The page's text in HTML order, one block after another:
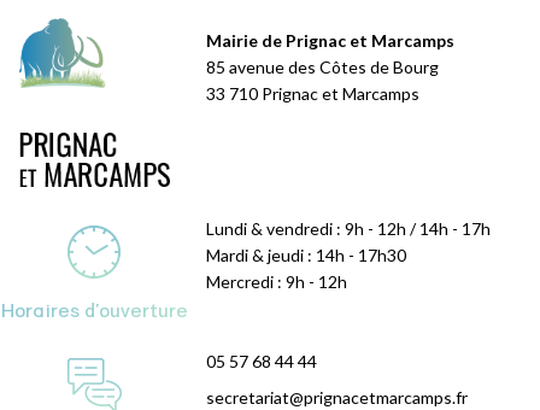
Mairie de Prignac et Marcamps
85 avenue des Côtes de Bourg
33 710 Prignac et Marcamps
Horaires d'ouverture
Lundi & vendredi : 9h - 12h / 14h - 17h
Mardi & jeudi : 14h - 17h30
Mercredi : 9h - 12h
05 57 68 44 44
secretariat@prignacetmarcamps.fr